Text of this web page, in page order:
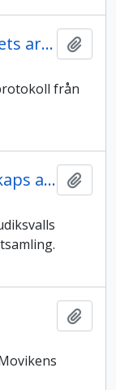
Hudiksvalls hantverkarsocietets arkiv
från
Hudiksvalls Musikaliska Sällskaps arkiv